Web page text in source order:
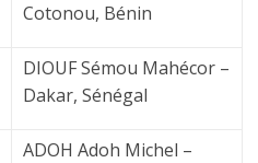
Cotonou, Bénin
DIOUF Sémou Mahécor –
Dakar, Sénégal
ADOH Adoh Michel –